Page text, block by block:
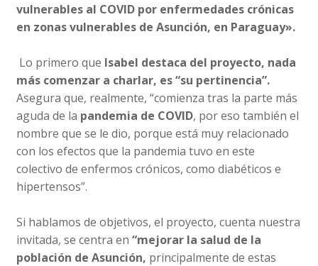
vulnerables al COVID por enfermedades crónicas
en zonas vulnerables de Asunción, en Paraguay».
Lo primero que Isabel destaca del proyecto, nada
más comenzar a charlar, es “su pertinencia”.
Asegura que, realmente, “comienza tras la parte más
aguda de la pandemia de COVID, por eso también el
nombre que se le dio, porque está muy relacionado
con los efectos que la pandemia tuvo en este
colectivo de enfermos crónicos, como diabéticos e
hipertensos”.
Si hablamos de objetivos, el proyecto, cuenta nuestra
invitada, se centra en“mejorar la salud de la
población de Asunción, principalmente de estas